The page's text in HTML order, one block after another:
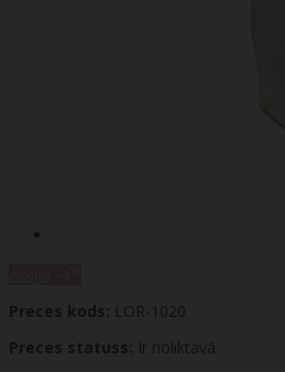
Preces kods: LOR-1020
Preces statuss: Ir noliktavā